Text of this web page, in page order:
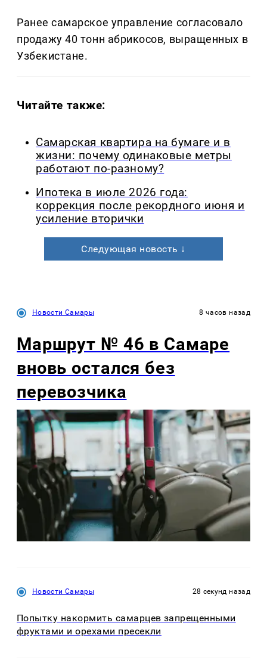
Ранее самарское управление согласовало
продажу 40 тонн абрикосов, выращенных в
Узбекистане.
Читайте также:
Самарская квартира на бумаге и в
жизни: почему одинаковые метры
работают по-разному?
Ипотека в июле 2026 года:
коррекция после рекордного июня и
усиление вторички
Следующая новость ↓
Новости Самары 8 часов назад
Маршрут № 46 в Самаре
вновь остался без
перевозчика
Новости Самары 28 секунд назад
Попытку накормить самарцев запрещенными
фруктами и орехами пресекли